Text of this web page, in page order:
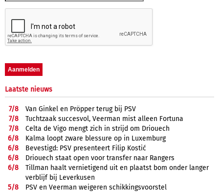
Laatste nieuws
7/8
Van Ginkel en Pröpper terug bij PSV
7/8
Tuchtzaak succesvol, Veerman mist alleen Fortuna
7/8
Celta de Vigo mengt zich in strijd om Driouech
6/8
Kalma loopt zware blessure op in Luxemburg
6/8
Bevestigd: PSV presenteert Filip Kostić
6/8
Driouech staat open voor transfer naar Rangers
6/8
Tillman haalt vernietigend uit en plaatst bom onder langer
verblijf bij Leverkusen
5/8
PSV en Veerman weigeren schikkingsvoorstel